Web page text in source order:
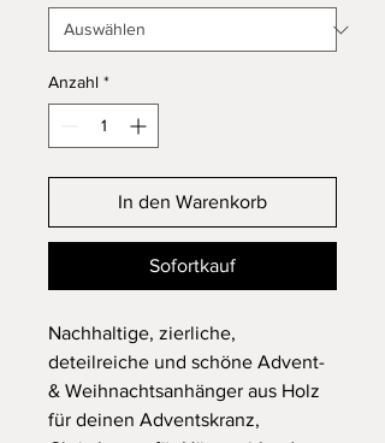
Anzahl *
In den Warenkorb
Sofortkauf
Nachhaltige, zierliche,
deteilreiche und schöne Advent-
& Weihnachtsanhänger aus Holz
für deinen Adventskranz,